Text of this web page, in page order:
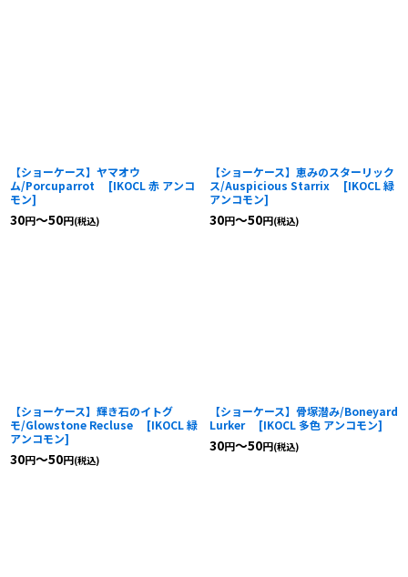
【ショーケース】ヤマオウ
ム/Porcuparrot
[IKOCL 赤 アンコ
モン]
30円～50円(税込)
【ショーケース】恵みのスターリック
ス/Auspicious Starrix
[IKOCL 緑
アンコモン]
30円～50円(税込)
【ショーケース】輝き石のイトグ
モ/Glowstone Recluse
[IKOCL 緑
アンコモン]
30円～50円(税込)
【ショーケース】骨塚潜み/Boneyard
Lurker
[IKOCL 多色 アンコモン]
30円～50円(税込)